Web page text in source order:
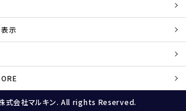
示
式会社マルキン. All rights Reserved.